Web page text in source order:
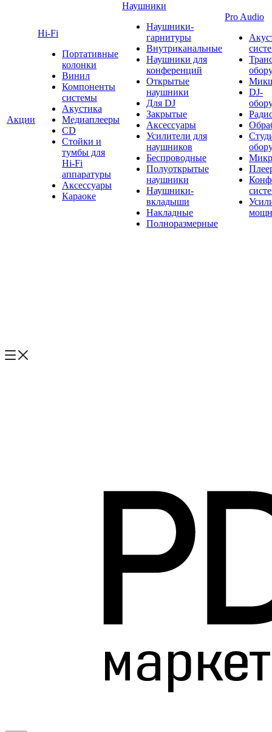
Акции
Hi-Fi
Портативные
колонки
Винил
Компоненты
системы
Акустика
Медиаплееры
CD
Стойки и
тумбы для
Hi-Fi
аппаратуры
Аксессуары
Караоке
Наушники
Наушники-
гарнитуры
Внутриканальные
Наушники для
конференций
Открытые
наушники
Для DJ
Закрытые
Аксессуары
Усилители для
наушников
Беспроводные
Полуоткрытые
наушники
Наушники-
вкладыши
Накладные
Полноразмерные
Pro Audio
DJ-